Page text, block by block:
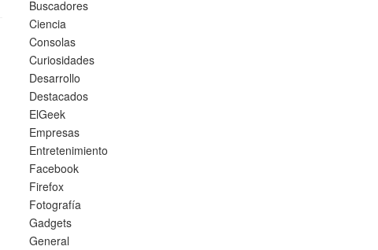
Buscadores
Ciencia
Consolas
Curiosidades
Desarrollo
Destacados
ElGeek
Empresas
Entretenimiento
Facebook
Firefox
Fotografía
Gadgets
General